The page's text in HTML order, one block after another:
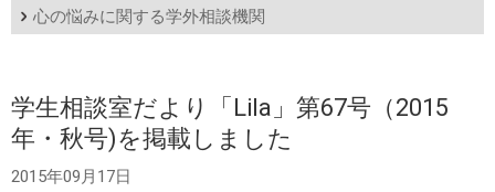
心の悩みに関する学外相談機関
学生相談室だより「Lila」第67号（2015
年・秋号)を掲載しました
2015年09月17日